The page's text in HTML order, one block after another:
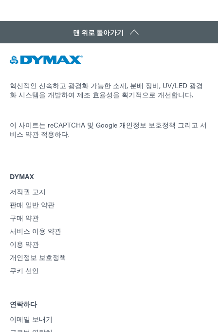
가이드: 광중합 장비(아시아|EN)
가이드: 분배 장비(EN)
가이드: 분배 장비(아메리카|ES)
가이드: UV 경화 기술(EN)
맨 위로 돌아가기
혁신적인 신속하고 광경화 가능한 소재, 분배 장비, UV/LED 광경
화 시스템을 개발하여 제조 효율성을 획기적으로 개선합니다.
이 사이트는 reCAPTCHA 및 Google 개인정보 보호정책 그리고 서
비스 약관 적용하다.
DYMAX
저작권 고지
판매 일반 약관
구매 약관
서비스 이용 약관
이용 약관
개인정보 보호정책
쿠키 선언
연락하다
이메일 보내기